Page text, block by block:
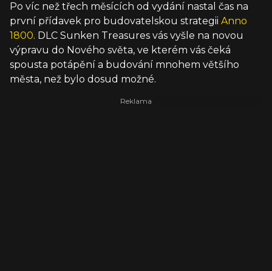
Po víc než třech měsících od vydání nastal čas na
první přídavek pro budovatelskou strategii Anno
1800. DLC Sunken Treasures vás vyšle na novou
výpravu do Nového světa, ve kterém vás čeká
spousta potápění a budování mnohem většího
města, než bylo dosud možné.